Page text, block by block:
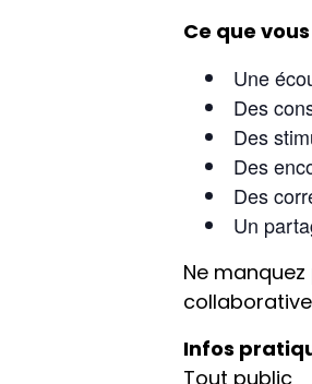
Ce que
Une
Des
Des
Des
Des
Un
Ne
Infos
Tout public